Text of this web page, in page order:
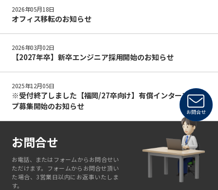
オフィス移転のお知らせ
2026年05月18日
【2027年卒】新卒エンジニア採用開始のお知らせ
2026年03月02日
※受付終了しました【福岡/27卒向け】有償インターンシッ
プ募集開始のお知らせ
2025年12月05日
お問合せ
お問合せ
お電話、またはフォームからお問合せい
ただけます。フォームからお問合せ頂い
た場合、3営業日以内にお返事いたしま
す。